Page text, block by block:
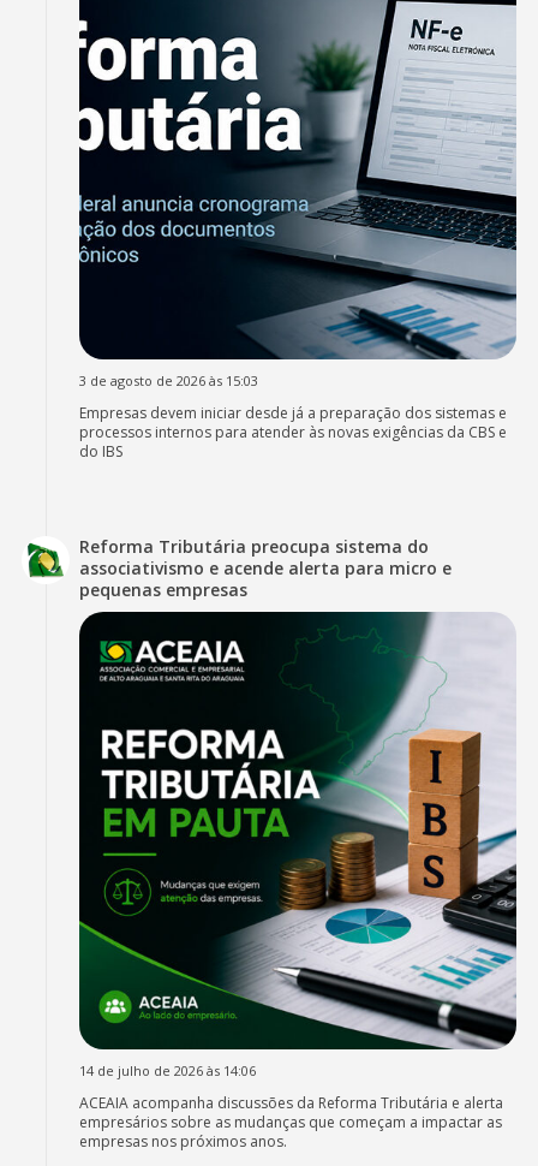
3 de agosto de 2026 às 15:03
Empresas devem iniciar desde já a preparação dos sistemas e
processos internos para atender às novas exigências da CBS e
do IBS
Reforma Tributária preocupa sistema do
associativismo e acende alerta para micro e
pequenas empresas
14 de julho de 2026 às 14:06
ACEAIA acompanha discussões da Reforma Tributária e alerta
empresários sobre as mudanças que começam a impactar as
empresas nos próximos anos.